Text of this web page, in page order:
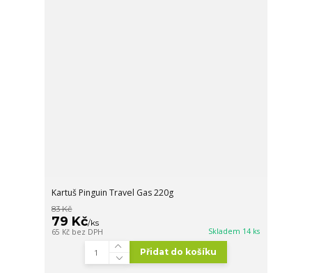
Kartuš Pinguin Travel Gas 220g
83 Kč
79 Kč/ks
65 Kč bez DPH Skladem 14 ks
Přidat do košíku